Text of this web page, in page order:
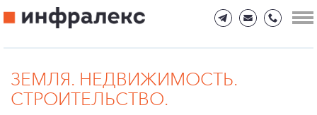
ЗЕМЛЯ. НЕДВИЖИМОСТЬ.
СТРОИТЕЛЬСТВО.